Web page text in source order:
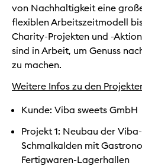
von Nachhaltigkeit eine
flexiblen Arbeitszeitmodell
Charity-Projekten und -
sind in Arbeit, um Genuss
zu machen.
Weitere Infos zu den
Kunde: Viba sweets GmbH
Projekt 1: Neubau der
Schmalkalden mit
Fertigwaren-Lagerhallen